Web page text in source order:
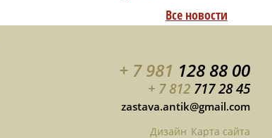
Все новости
+ 7 981 128 88 00
+ 7 812 717 28 45
zastava.antik@gmail.com
Дизайн Карта сайта